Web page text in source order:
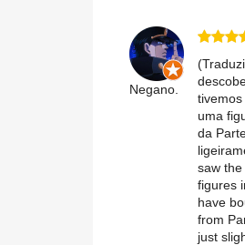
Negano.
uma
da
saw
figures
have
from
just